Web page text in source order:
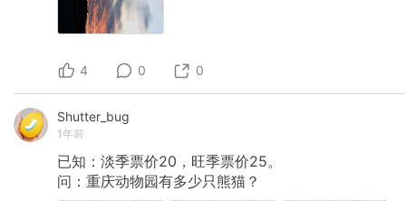
4 0 0
Shutter_bug
1年前
已知：淡季票价20，旺季票价25。
问：重庆动物园有多少只熊猫？